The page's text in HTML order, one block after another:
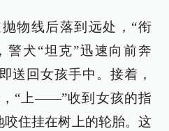
物线后落到远处，“衔
犬“坦克”迅速向前奔
送回女孩手中。接着，
“上——”收到女孩的指
咬住挂在树上的轮胎。这